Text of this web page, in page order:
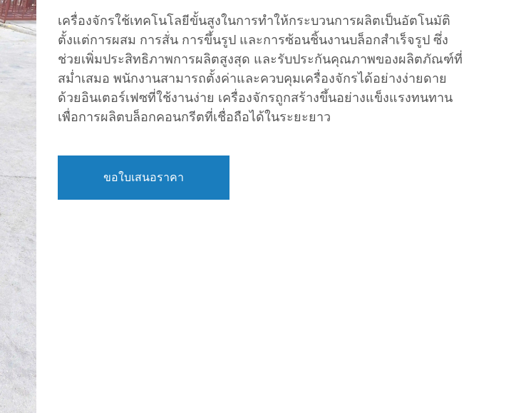
เครื่องจักรใช้เทคโนโลยีขั้นสูงในการทำให้กระบวนการผลิตเป็นอัตโนมัติ
ตั้งแต่การผสม การสั่น การขึ้นรูป และการซ้อนชิ้นงานบล็อกสำเร็จรูป ซึ่ง
ช่วยเพิ่มประสิทธิภาพการผลิตสูงสุด และรับประกันคุณภาพของผลิตภัณฑ์ที่
สม่ำเสมอ พนักงานสามารถตั้งค่าและควบคุมเครื่องจักรได้อย่างง่ายดาย
ด้วยอินเตอร์เฟซที่ใช้งานง่าย เครื่องจักรถูกสร้างขึ้นอย่างแข็งแรงทนทาน
เพื่อการผลิตบล็อกคอนกรีตที่เชื่อถือได้ในระยะยาว
ขอใบเสนอราคา